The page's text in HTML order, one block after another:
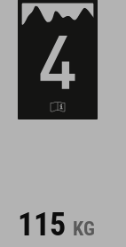
115 KG